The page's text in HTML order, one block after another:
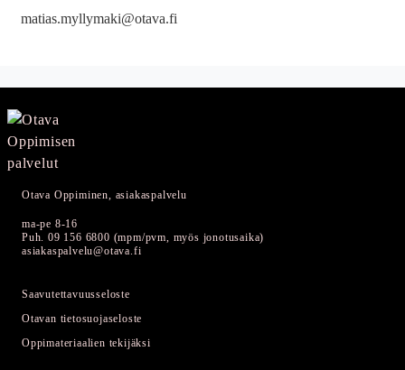
matias.myllymaki@otava.fi
Otava Oppiminen, asiakaspalvelu
ma-pe 8-16
Puh. 09 156 6800 (mpm/pvm, myös jonotusaika)
asiakaspalvelu@otava.fi
Saavutettavuusseloste
Otavan tietosuojaseloste
Oppimateriaalien tekijäksi